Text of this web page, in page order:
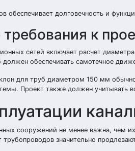
обеспечивает долговечность и
требования к
сетей включает расчет
обеспечивать самотечное
для труб диаметром 150 мм обычно
Проект также должен учитывать
сооружений не менее важна, чем
трубопроводов значительно